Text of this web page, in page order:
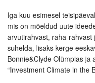
Iga kuu esimesel
mis on mõeldud uute
arvutirahvast, raha-
suhelda, lisaks kerge
Bonnie&Clyde Olümpias
“Investment Climate in the